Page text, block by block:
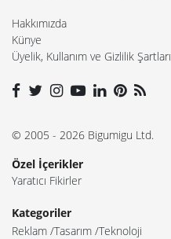
Hakkımızda
Künye
Üyelik, Kullanım ve Gizlilik Şartları
© 2005 - 2026 Bigumigu Ltd.
Özel İçerikler
Yaratıcı Fikirler
Kategoriler
Reklam Tasarım Teknoloji